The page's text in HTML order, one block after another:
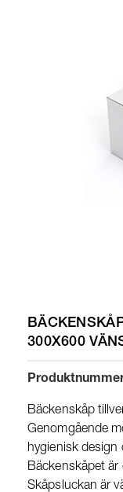
300X600
Bäckenskåp
Genomgående
hygienisk design
Bäckenskåpet är
Skåpsluckan är